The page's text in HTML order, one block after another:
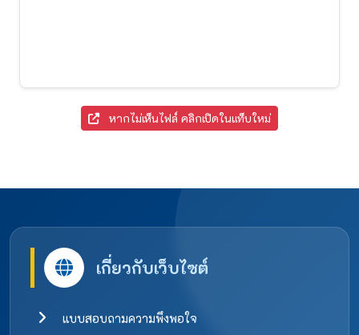
หากไม่เห็นไฟล์ คลิกเปิดในแท็บใหม่
เกี่ยวกับเว็บไซต์
แบบสอบถามความพึงพอใจ